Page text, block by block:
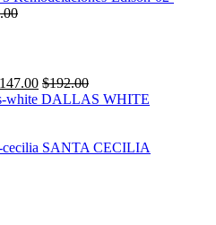
147.00 $192.00
DALLAS WHITE
SANTA CECILIA